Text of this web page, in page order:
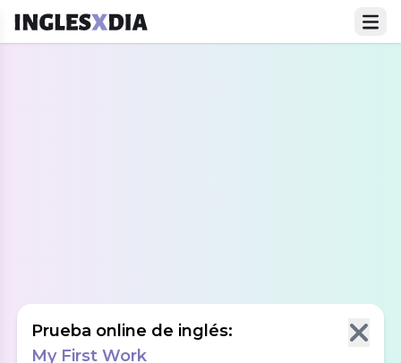
Prueba online de inglés:
My First Work